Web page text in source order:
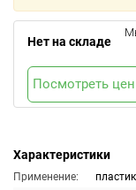
Характеристики
Применение:
пластик
Нет на складе
Посмотреть